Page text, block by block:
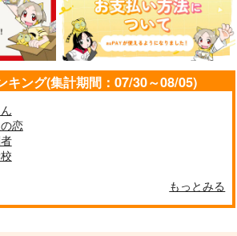
ついLOG2
3,144円（税込）
キング(集計期間：07/30～08/05)
恋
もっとみる